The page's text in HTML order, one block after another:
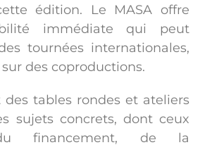
édition. Le MASA offre
immédiate qui peut
tournées internationales,
des coproductions.
des tables rondes et ateliers
sujets concrets, dont ceux
financement, de la